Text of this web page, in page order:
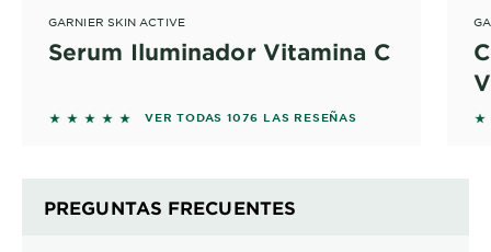
GARNIER SKIN ACTIVE
Serum Iluminador Vitamina C
5 out of 5 stars based on reviews
VER TODAS 1076 LAS RESEÑAS 5
PREGUNTAS FRECUENTES